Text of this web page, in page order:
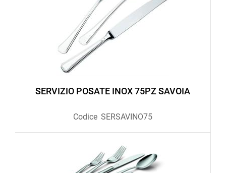
SERVIZIO POSATE INOX 75PZ SAVOIA
Codice SERSAVINO75